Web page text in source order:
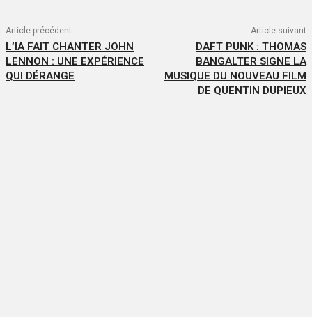
Article précédent
L’IA FAIT CHANTER JOHN
LENNON : UNE EXPÉRIENCE
QUI DÉRANGE
Article suivant
DAFT PUNK : THOMAS
BANGALTER SIGNE LA
MUSIQUE DU NOUVEAU FILM
DE QUENTIN DUPIEUX